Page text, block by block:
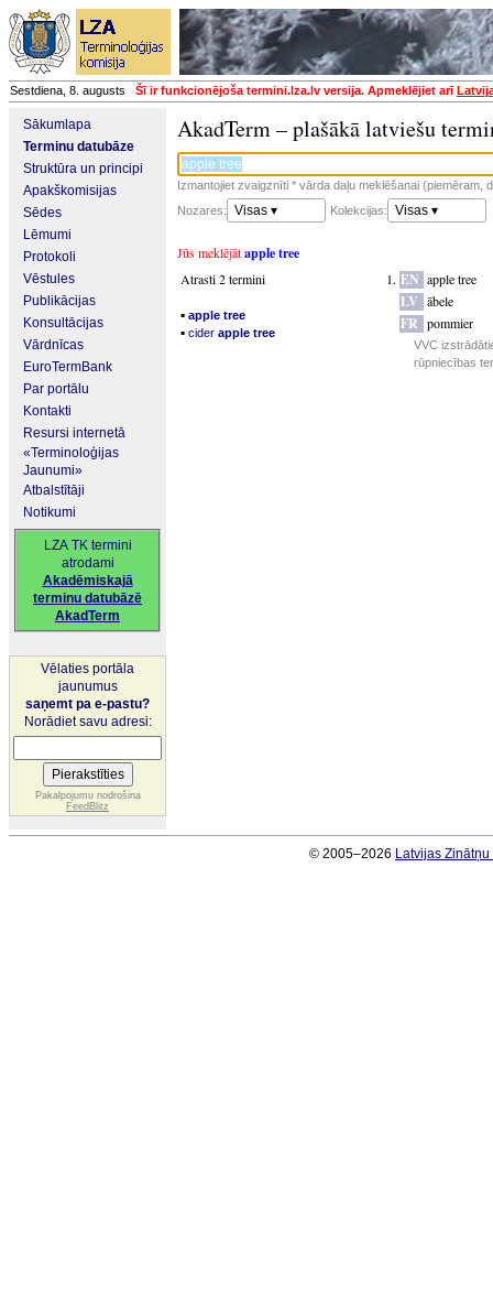
Sestdiena, 8. augusts Šī ir funkcionējoša termini.lza.lv versija. Apmeklējiet arī
Sākumlapa
Terminu datubāze
Struktūra un principi
Apakškomisijas
Sēdes
Lēmumi
Protokoli
Vēstules
Publikācijas
Konsultācijas
Vārdnīcas
EuroTermBank
Par portālu
Kontakti
Resursi internetā
«Terminoloģijas
Jaunumi»
Atbalstītāji
Notikumi
LZA TK termini
atrodami
Akadēmiskajā
terminu datubāzē
AkadTerm
Vēlaties portāla
jaunumus
saņemt pa e-pastu?
Norādiet savu adresi:
Pakalpojumu nodrošina
FeedBlitz
AkadTerm – plašākā latviešu
Izmantojiet zvaigznīti * vārda daļu meklēšanai (piemēram,
Nozares:
Visas ▾ Kolekcijas: Visas ▾
Jūs meklējātapple tree
Atrasti 2 termini
▪ apple tree
▪ cider apple tree
EN apple tree
LV ābele
FR pommier
VVC
rūpniecības
© 2005–2026 Latvijas